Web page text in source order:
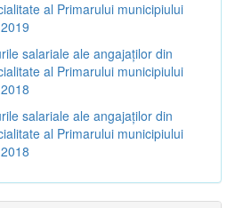
al Primarului municipiului
salariale ale angajaților din
al Primarului municipiului
salariale ale angajaților din
al Primarului municipiului